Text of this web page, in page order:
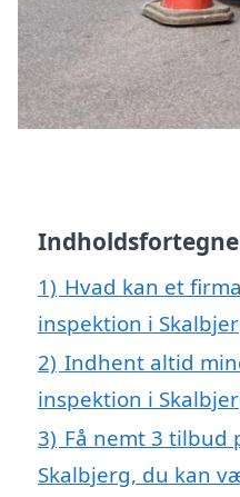
1) Hvad kan et
inspektion i
2) Indhent altid
inspektion i
3) Få nemt 3 tilbud
Skalbjerg, du kan